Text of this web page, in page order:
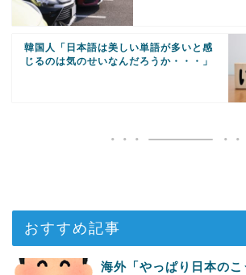
韓国人「日本語は美しい単語が多いと感
じるのは気のせいなんだろうか・・・」
おすすめ記事
海外「やっぱり日本の